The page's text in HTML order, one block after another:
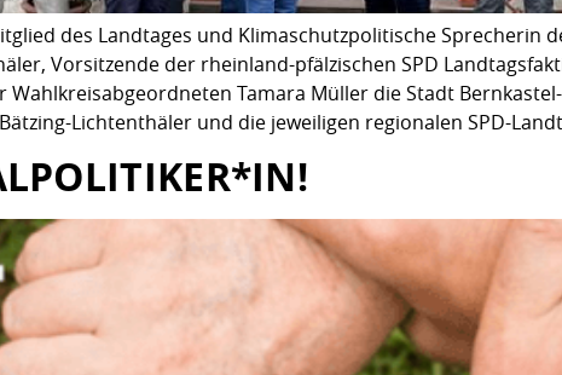
des Landtages und Klimaschutzpolitische Sprecherin
Vorsitzende der rheinland-pfälzischen SPD
Wahlkreisabgeordneten Tamara Müller die Stadt
Lichtenthäler und die jeweiligen regionalen SPD-